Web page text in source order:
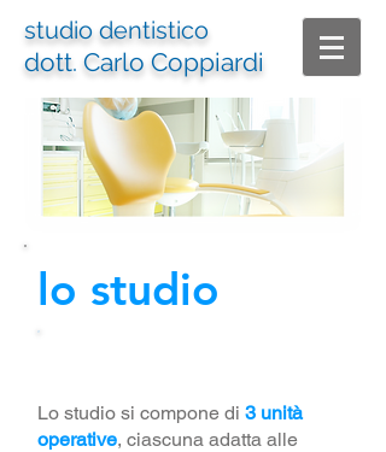
studio dentistico
dott. Carlo Coppiardi
lo studio
Lo studio si compone di 3 unità
operative, ciascuna adatta alle